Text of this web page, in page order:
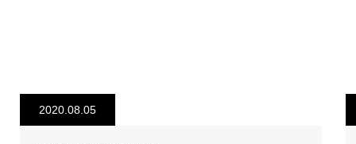
2020.08.05